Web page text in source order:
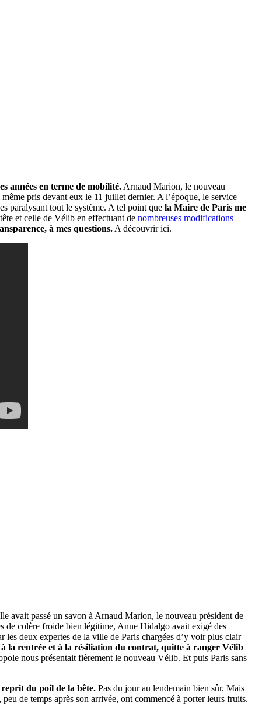
années en terme de mobilité. Arnaud Marion, le nouveau
pris devant eux le 11 juillet dernier. A l’époque, le service
paralysant tout le système. A tel point que la Maire de Paris me
et celle de Vélib en effectuant de nombreuses modifications
à mes questions. A découvrir ici.
avait passé un savon à Arnaud Marion, le nouveau président de
de colère froide bien légitime, Anne Hidalgo avait exigé des
deux expertes de la ville de Paris chargées d’y voir plus clair
la rentrée et à la résiliation du contrat, quitte à ranger Vélib
nous présentait fièrement le nouveau Vélib. Et puis Paris sans
reprit du poil de la bête. Pas du jour au lendemain bien sûr. Mais
de temps après son arrivée, ont commencé à porter leurs fruits.